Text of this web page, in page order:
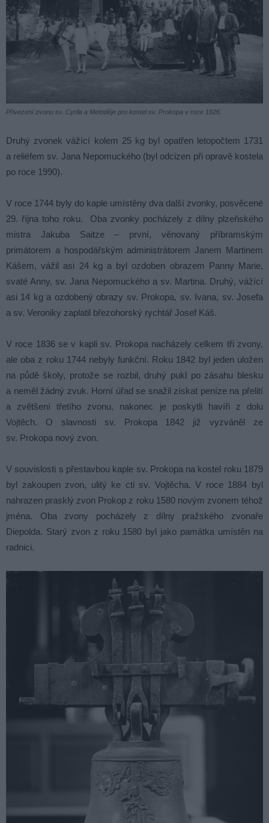
Přivezení zvonu sv. Cyrila a Metoděje pro kostel sv. Prokopa v roce 1926.
Druhý zvonek vážící kolem 25 kg byl opatřen letopočtem 1731
a reliéfem sv. Jana Nepomuckého (byl odcizen při opravě kostela
po roce 1990).
V roce 1744 byly do kaple umístěny dva další zvonky, posvěcené
29. října toho roku. Oba zvonky pocházely z dílny plzeňského
mistra Jakuba Saitze – první, věnovaný příbramským
primátorem a hospodářským administrátorem Janem Martinem
Kášem, vážil asi 24 kg a byl ozdoben obrazem Panny Marie,
svaté Anny, sv. Jana Nepomuckého a sv. Martina. Druhý, vážící
asi 14 kg a ozdobený obrazy sv. Prokopa, sv. Ivana, sv. Josefa
a sv. Veroniky zaplatil březohorský rychtář Josef Káš.
V roce 1836 se v kapli sv. Prokopa nacházely celkem tři zvony,
ale oba z roku 1744 nebyly funkční. Roku 1842 byl jeden uložen
na půdě školy, protože se rozbil, druhý pukl po zásahu blesku
a neměl žádný zvuk. Horní úřad se snažil získat peníze na přelití
a zvětšení třetího zvonu, nakonec je poskytli havíři z dolu
Vojtěch. O slavnosti sv. Prokopa 1842 již vyzváněl ze
sv. Prokopa nový zvon.
V souvislosti s přestavbou kaple sv. Prokopa na kostel roku 1879
byl zakoupen zvon, ulitý ke cti sv. Vojtěcha. V roce 1884 byl
nahrazen prasklý zvon Prokop z roku 1580 novým zvonem téhož
jména. Oba zvony pocházely z dílny pražského zvonaře
Diepolda. Starý zvon z roku 1580 byl jako památka umístěn na
radnici.